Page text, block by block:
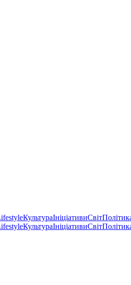
КультураІніціативиСвіт
КультураІніціативиСвіт